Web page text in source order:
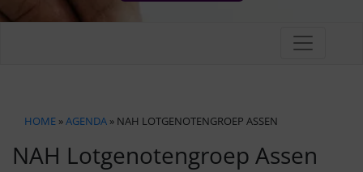
HOME »AGENDA » NAH LOTGENOTENGROEP ASSEN
NAH Lotgenotengroep Assen